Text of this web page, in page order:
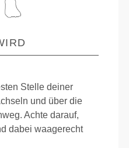
Stelle deiner
und über die
Achte darauf,
dabei waagerecht